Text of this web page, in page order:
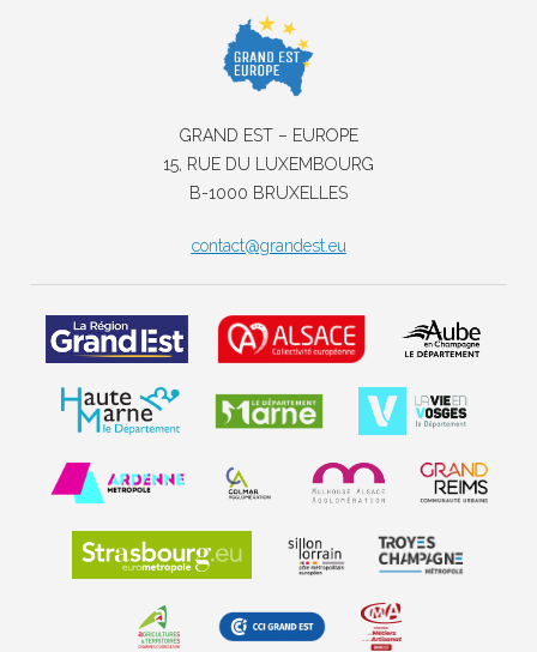
GRAND EST – EUROPE
15, RUE DU LUXEMBOURG
B-1000 BRUXELLES
contact@grandest.eu